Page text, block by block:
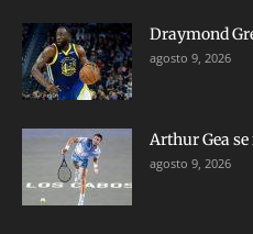
Draymond
agosto 9, 2026
Arthur Gea
agosto 9, 2026